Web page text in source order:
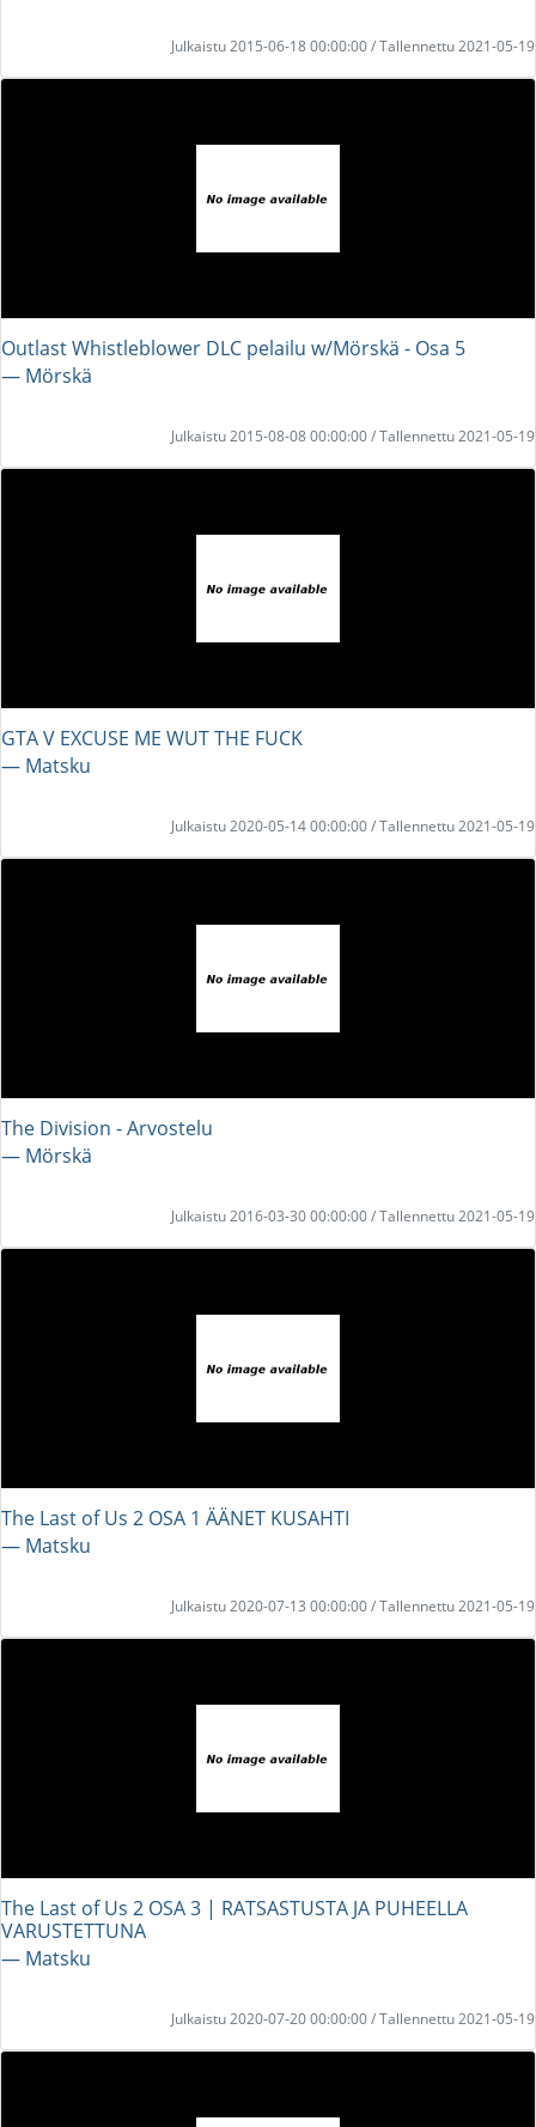
Julkaistu 2015-06-18 00:00:00 / Tallennettu 2021-05-19
Outlast Whistleblower DLC pelailu w/Mörskä - Osa 5
― Mörskä
Julkaistu 2015-08-08 00:00:00 / Tallennettu 2021-05-19
GTA V EXCUSE ME WUT THE FUCK
― Matsku
Julkaistu 2020-05-14 00:00:00 / Tallennettu 2021-05-19
The Division - Arvostelu
― Mörskä
Julkaistu 2016-03-30 00:00:00 / Tallennettu 2021-05-19
The Last of Us 2 OSA 1 ÄÄNET KUSAHTI
― Matsku
Julkaistu 2020-07-13 00:00:00 / Tallennettu 2021-05-19
The Last of Us 2 OSA 3 | RATSASTUSTA JA PUHEELLA
VARUSTETTUNA
― Matsku
Julkaistu 2020-07-20 00:00:00 / Tallennettu 2021-05-19